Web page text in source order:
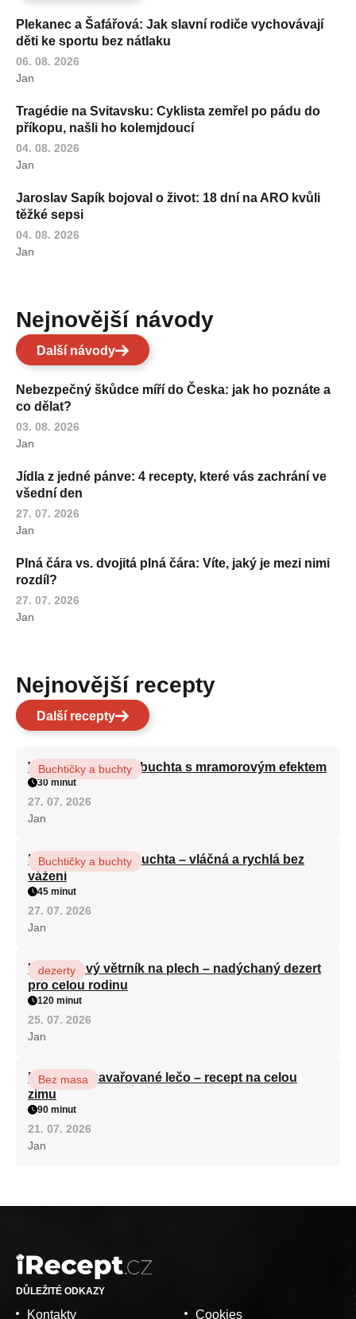
Plekanec a Šafářová: Jak slavní rodiče vychovávají
děti ke sportu bez nátlaku
06. 08. 2026
Jan
Tragédie na Svitavsku: Cyklista zemřel po pádu do
příkopu, našli ho kolemjdoucí
04. 08. 2026
Jan
Jaroslav Sapík bojoval o život: 18 dní na ARO kvůli
těžké sepsi
04. 08. 2026
Jan
Nejnovější návody
Další návody
Nebezpečný škůdce míří do Česka: jak ho poznáte a
co dělat?
03. 08. 2026
Jan
Jídla z jedné pánve: 4 recepty, které vás zachrání ve
všední den
27. 07. 2026
Jan
Plná čára vs. dvojitá plná čára: Víte, jaký je mezi nimi
rozdíl?
27. 07. 2026
Jan
Nejnovější recepty
Další recepty
Vláčná olejová litá buchta s mramorovým efektem
Buchtičky a buchty
30 minut
27. 07. 2026
Jan
Hrnková maková buchta – vláčná a rychlá bez
vážení
Buchtičky a buchty
45 minut
27. 07. 2026
Jan
Karamelový větrník na plech – nadýchaný dezert
pro celou rodinu
dezerty
120 minut
25. 07. 2026
Jan
Babiččino zavařované lečo – recept na celou
zimu
Bez masa
90 minut
21. 07. 2026
Jan
DŮLEŽITÉ ODKAZY
Kontakty Cookies